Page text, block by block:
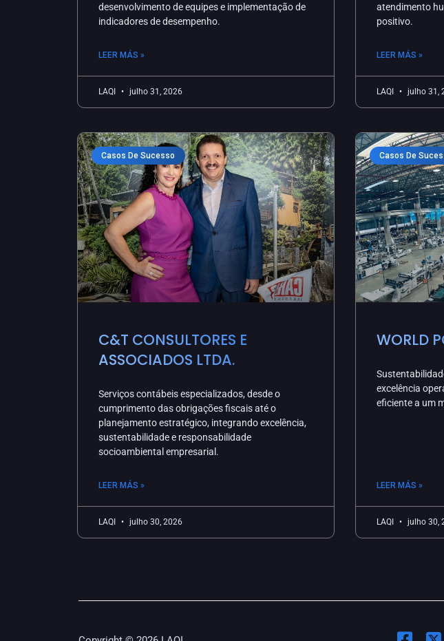
desenvolvimento de equipes e implementação de
indicadores de desempenho.
LEER MÁS »
LAQI julho 31, 2026
atendimento
positivo.
LEER MÁS »
LAQI julho 31,
Casos De Sucesso
C&T CONSULTORES E
ASSOCIADOS LTDA.
Serviços contábeis especializados, desde o
cumprimento das obrigações fiscais até o
planejamento estratégico, integrando excelência,
sustentabilidade e responsabilidade
socioambiental empresarial.
LEER MÁS »
LAQI julho 30, 2026
Casos De
WORLD
excelência
eficiente a um
LEER MÁS »
LAQI julho 30,